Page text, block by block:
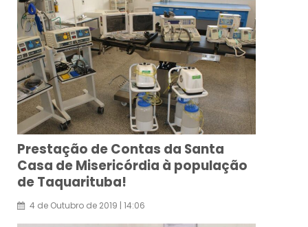
Prestação de Contas da Santa
Casa de Misericórdia à população
de Taquarituba!
4 de Outubro de 2019 | 14:06